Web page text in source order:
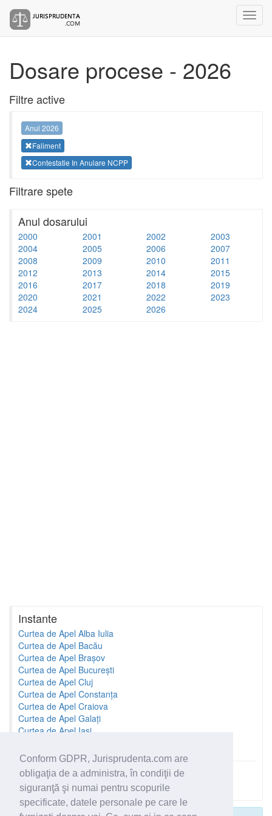
Conform GDPR, Jurisprudenta.com are
obligaţia de a administra, în condiţii de
siguranţă şi numai pentru scopurile
specificate, datele personale pe care le
Dosare procese - 2026
Filtre active
Anul 2026
Faliment
Contestatie In Anulare NCPP
Filtrare spete
Anul dosarului
2000 2001 2002
2003
2004
2005 2006
2007
2008
2009 2010
2011
2012
2013 2014
2015
2016
2017 2018
2019
2020
2021 2022
2023
2024
2025 2026
Instante
Curtea de Apel Alba Iulia
Curtea de Apel Bacău
Curtea de Apel Brașov
Curtea de Apel București
Curtea de Apel Cluj
Curtea de Apel Constanța
Curtea de Apel Craiova
Curtea de Apel Galați
Curtea de Apel Iași
Toate instantele